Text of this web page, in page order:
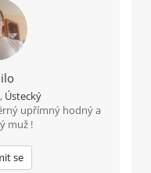
Ústecký
upřímný hodný a
muž !
se